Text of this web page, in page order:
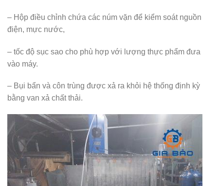
– Hộp điều chỉnh chứa các núm vặn để kiểm soát nguồn
điện, mực nước,
– tốc độ sục sao cho phù hợp với lượng thực phẩm đưa
vào máy.
– Bụi bẩn và côn trùng được xả ra khỏi hệ thống định kỳ
bằng van xả chất thải.